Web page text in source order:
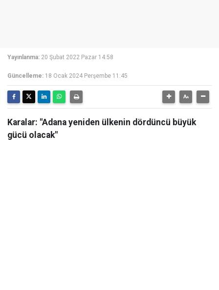
Yayınlanma: 20 Şubat 2022 Pazar 14:58
Güncelleme: 18 Ocak 2024 Perşembe 11:45
Karalar: "Adana yeniden ülkenin dördüncü büyük
gücü olacak"